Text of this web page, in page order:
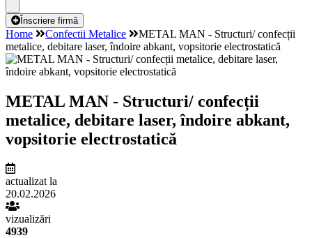
Înscriere firmă
Home Confectii Metalice
METAL MAN - Structuri/ confecții
metalice, debitare laser, îndoire abkant, vopsitorie electrostatică
METAL MAN - Structuri/ confecții
metalice, debitare laser, îndoire abkant,
vopsitorie electrostatică
actualizat la
20.02.2026
vizualizări
4939